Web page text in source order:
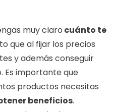
muy claro cuánto te
que al fijar los precios
y además conseguir
Es importante que
productos necesitas
beneficios.